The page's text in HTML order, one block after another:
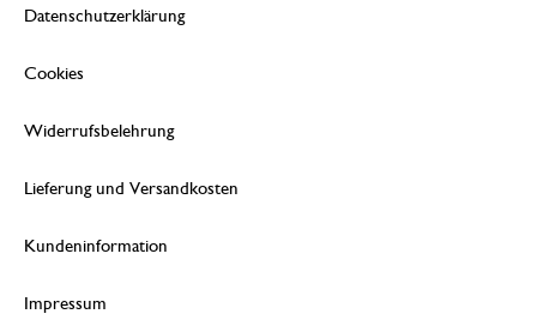
Datenschutzerklärung
Cookies
Widerrufsbelehrung
Lieferung und Versandkosten
Kundeninformation
Impressum